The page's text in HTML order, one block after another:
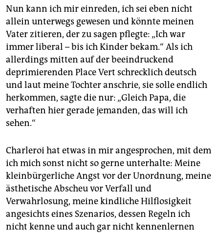
Nun kann ich mir einreden, ich sei eben nicht
allein unterwegs gewesen und könnte meinen
Vater zitieren, der zu sagen pflegte: „Ich war
immer liberal – bis ich Kinder bekam.“ Als ich
allerdings mitten auf der beeindruckend
deprimierenden Place Vert schrecklich deutsch
und laut meine Tochter anschrie, sie solle endlich
herkommen, sagte die nur: „Gleich Papa, die
verhaften hier gerade jemanden, das will ich
sehen.“
Charleroi hat etwas in mir angesprochen, mit dem
ich mich sonst nicht so gerne unterhalte: Meine
kleinbürgerliche Angst vor der Unordnung, meine
ästhetische Abscheu vor Verfall und
Verwahrlosung, meine kindliche Hilflosigkeit
angesichts eines Szenarios, dessen Regeln ich
nicht kenne und auch gar nicht kennenlernen